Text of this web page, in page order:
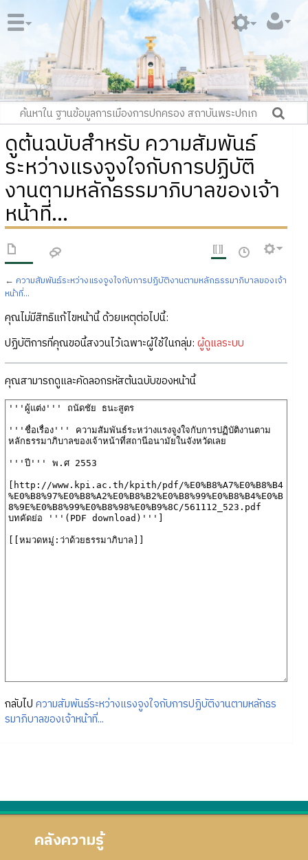
ดูต้นฉบับสำหรับ ความสัมพันธ์
ระหว่างแรงจูงใจกับการปฏิบัติ
งานตามหลักธรรมาภิบาลของเจ้า
หน้าที่...
← ความสัมพันธ์ระหว่างแรงจูงใจกับการปฏิบัติงานตามหลักธรรมาภิบาลของเจ้า
หน้าที่...
คุณไม่มีสิทธิแก้ไขหน้านี้ ด้วยเหตุต่อไปนี้:
ปฏิบัติการที่คุณขอนี้สงวนไว้เฉพาะผู้ใช้ในกลุ่ม: ผู้ดูแลระบบ
คุณสามารถดูและคัดลอกรหัสต้นฉบับของหน้านี้
กลับไป ความสัมพันธ์ระหว่างแรงจูงใจกับการปฏิบัติงานตามหลักธร
รมาภิบาลของเจ้าหน้าที่...
คลังความรู้